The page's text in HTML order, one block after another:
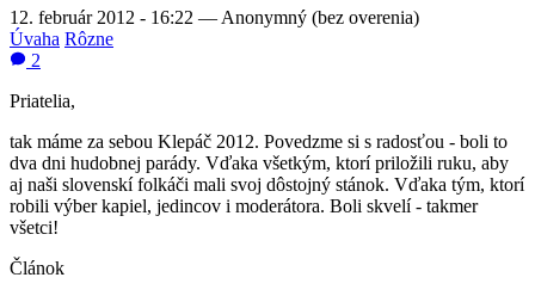
12. február 2012 - 16:22 —Anonymný (bez overenia)
Úvaha Rôzne
2
Priatelia,
tak máme za sebou Klepáč 2012. Povedzme si s radosťou - boli to
dva dni hudobnej parády. Vďaka všetkým, ktorí priložili ruku, aby
aj naši slovenskí folkáči mali svoj dôstojný stánok. Vďaka tým, ktorí
robili výber kapiel, jedincov i moderátora. Boli skvelí - takmer
všetci!
Článok